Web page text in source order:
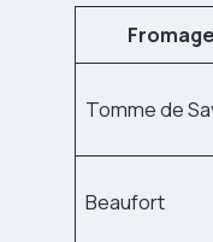
Fromage
Tomme de
Beaufort